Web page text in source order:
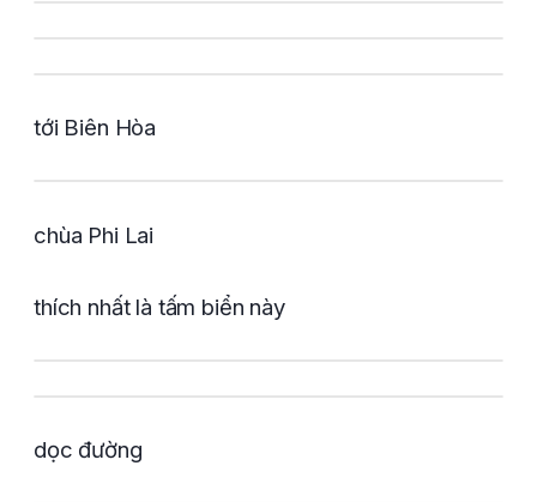
tới Biên Hòa
chùa Phi Lai
thích nhất là tấm biển này
dọc đường